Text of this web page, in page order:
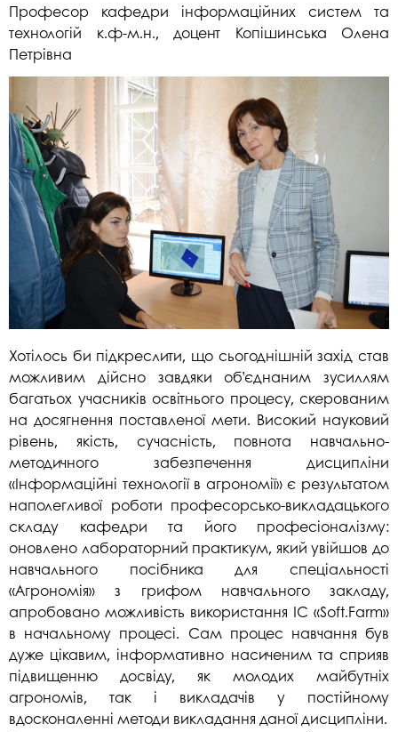
Професор кафедри інформаційних систем та
технологій к.ф-м.н., доцент Копішинська Олена
Петрівна
Хотілось би підкреслити, що сьогоднішній захід став
можливим дійсно завдяки об’єднаним зусиллям
багатьох учасників освітнього процесу, скерованим
на досягнення поставленої мети. Високий науковий
рівень, якість, сучасність, повнота навчально-
методичного забезпечення дисципліни
«Інформаційні технології в агрономії» є результатом
наполегливої роботи професорсько-викладацького
складу кафедри та його професіоналізму:
оновлено лабораторний практикум, який увійшов до
навчального посібника для спеціальності
«Агрономія» з грифом навчального закладу,
апробовано можливість використання ІС «Soft.Farm»
в начальному процесі. Сам процес навчання був
дуже цікавим, інформативно насиченим та сприяв
підвищенню досвіду, як молодих майбутніх
агрономів, так і викладачів у постійному
вдосконаленні методи викладання даної дисципліни.